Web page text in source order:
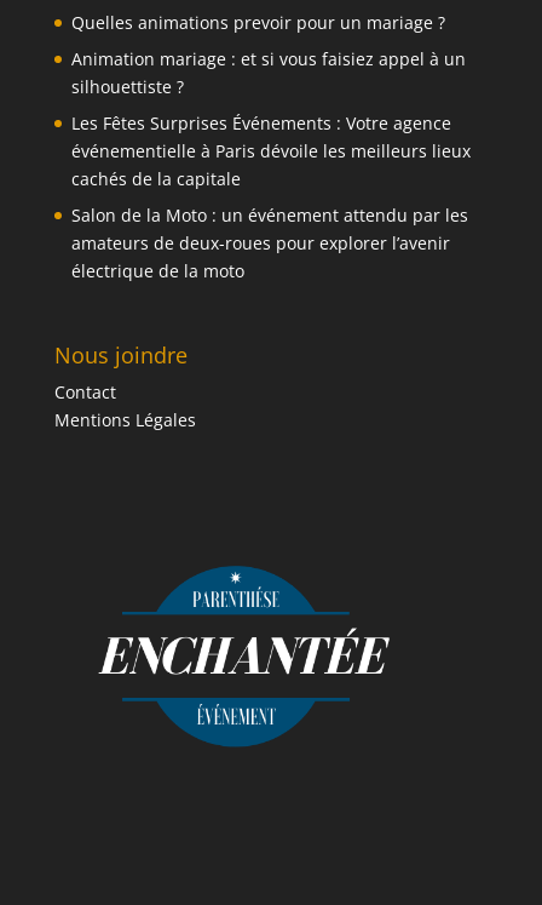
Quelles animations prevoir pour un mariage ?
Animation mariage : et si vous faisiez appel à un
silhouettiste ?
Les Fêtes Surprises Événements : Votre agence
événementielle à Paris dévoile les meilleurs lieux
cachés de la capitale
Salon de la Moto : un événement attendu par les
amateurs de deux-roues pour explorer l’avenir
électrique de la moto
Nous joindre
Contact
Mentions Légales